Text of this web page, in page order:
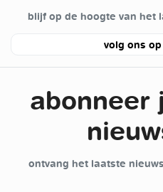
blijf op de hoogte van het
volg ons
abonneer
ontvang het laatste